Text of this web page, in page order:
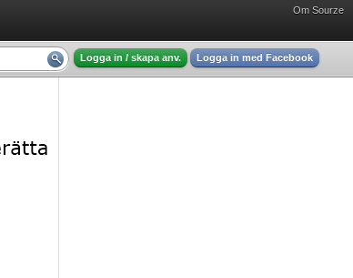
Om Sourze
Logga in / skapa anv. Logga in med Facebook